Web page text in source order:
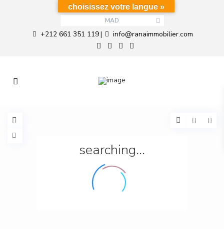
MAD
+212 661 351 119| info@ranaimmobilier.com
searching...
choisissez votre langue »